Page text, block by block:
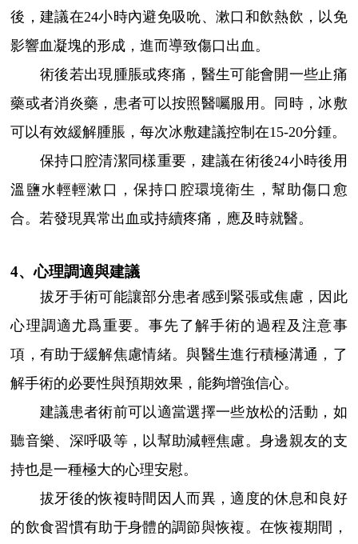
後，建議在24小時內避免吸吮、漱口和飲熱飲，以免
影響血凝塊的形成，進而導致傷口出血。
術後若出現腫脹或疼痛，醫生可能會開一些止痛
藥或者消炎藥，患者可以按照醫囑服用。同時，冰敷
可以有效緩解腫脹，每次冰敷建議控制在15-20分鍾。
保持口腔清潔同樣重要，建議在術後24小時後用
溫鹽水輕輕漱口，保持口腔環境衛生，幫助傷口愈
合。若發現異常出血或持續疼痛，應及時就醫。
4、心理調適與建議
拔牙手術可能讓部分患者感到緊張或焦慮，因此
心理調適尤爲重要。事先了解手術的過程及注意事
項，有助于緩解焦慮情緒。與醫生進行積極溝通，了
解手術的必要性與預期效果，能夠增強信心。
建議患者術前可以適當選擇一些放松的活動，如
聽音樂、深呼吸等，以幫助減輕焦慮。身邊親友的支
持也是一種極大的心理安慰。
拔牙後的恢複時間因人而異，適度的休息和良好
的飲食習慣有助于身體的調節與恢複。在恢複期間，